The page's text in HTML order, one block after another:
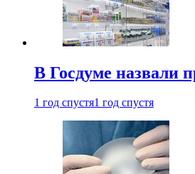
В Госдуме назвали
1 год спустя1 год спустя